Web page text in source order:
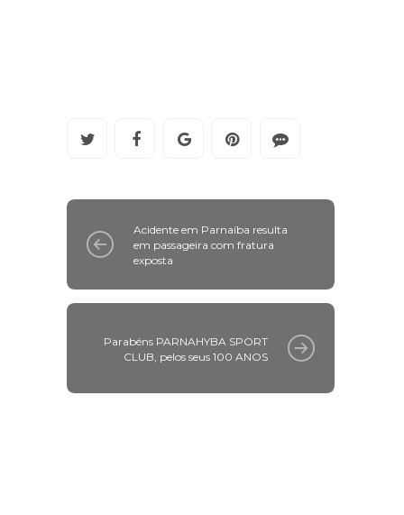
Acidente em Parnaíba resulta
em passageira com fratura
exposta
Parabéns PARNAHYBA SPORT
CLUB, pelos seus 100 ANOS